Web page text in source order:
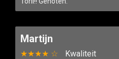
Martijn
★★★★ ☆
Kwaliteit